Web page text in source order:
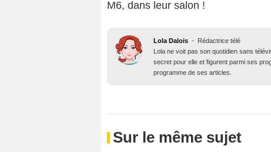
M6, dans leur salon !
Lola Dalois -
Rédactrice télé
Lola ne voit pas son quotidien sans
secret pour elle et figurent parmi ses
programme de ses articles.
Sur le même sujet